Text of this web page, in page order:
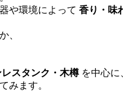
や環境によって 香り・味
、
スタンク・木樽 を中心に
みます。